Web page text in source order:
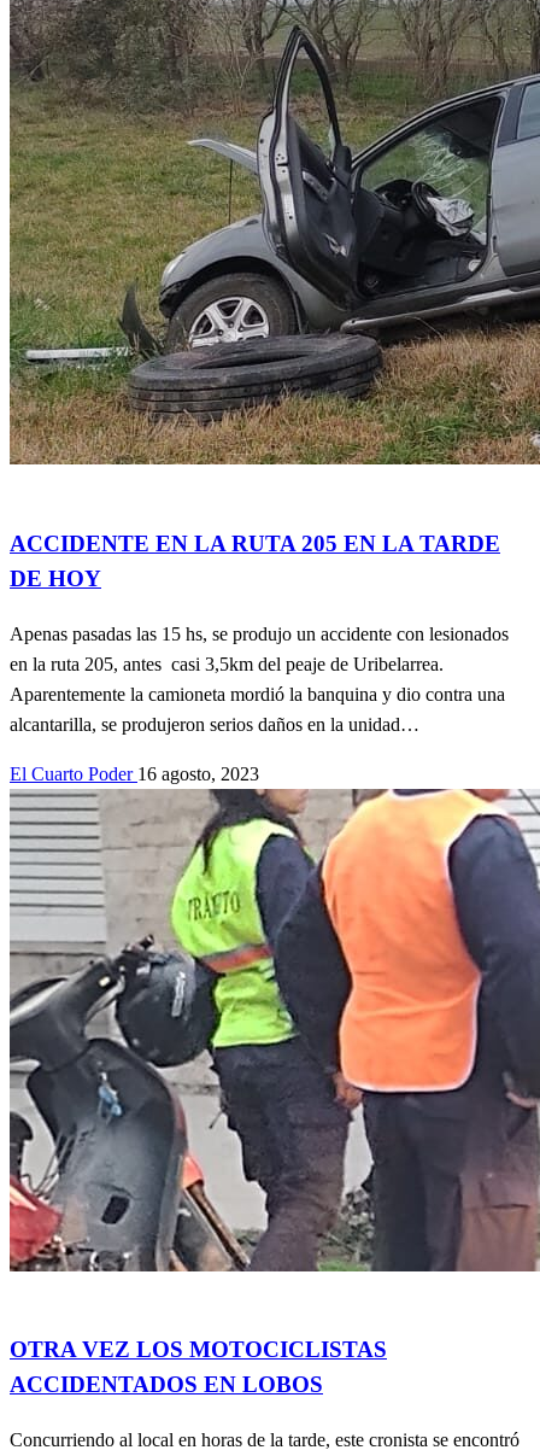
ACCIDENTE EN LA RUTA 205 EN LA TARDE
DE HOY
Apenas pasadas las 15 hs, se produjo un accidente con lesionados
en la ruta 205, antes casi 3,5km del peaje de Uribelarrea.
Aparentemente la camioneta mordió la banquina y dio contra una
alcantarilla, se produjeron serios daños en la unidad…
El Cuarto Poder 16 agosto, 2023
OTRA VEZ LOS MOTOCICLISTAS
ACCIDENTADOS EN LOBOS
Concurriendo al local en horas de la tarde, este cronista se encontró